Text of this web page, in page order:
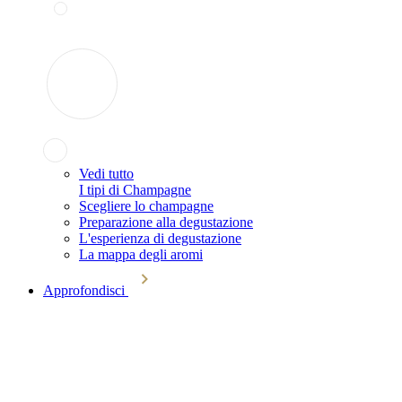
Vedi tutto
I tipi di Champagne
Scegliere lo champagne
Preparazione alla degustazione
L'esperienza di degustazione
La mappa degli aromi
Approfondisci